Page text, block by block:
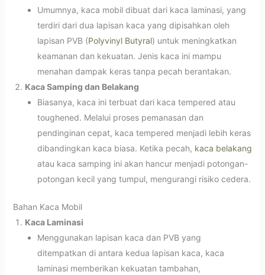
Umumnya, kaca mobil dibuat dari kaca laminasi, yang
terdiri dari dua lapisan kaca yang dipisahkan oleh
lapisan PVB (Polyvinyl Butyral) untuk meningkatkan
keamanan dan kekuatan. Jenis kaca ini mampu
menahan dampak keras tanpa pecah berantakan.
Kaca Samping dan Belakang
Biasanya, kaca ini terbuat dari kaca tempered atau
toughened. Melalui proses pemanasan dan
pendinginan cepat, kaca tempered menjadi lebih keras
dibandingkan kaca biasa. Ketika pecah, kaca belakang
atau kaca samping ini akan hancur menjadi potongan-
potongan kecil yang tumpul, mengurangi risiko cedera.
Bahan Kaca Mobil
Kaca Laminasi
Menggunakan lapisan kaca dan PVB yang
ditempatkan di antara kedua lapisan kaca, kaca
laminasi memberikan kekuatan tambahan,